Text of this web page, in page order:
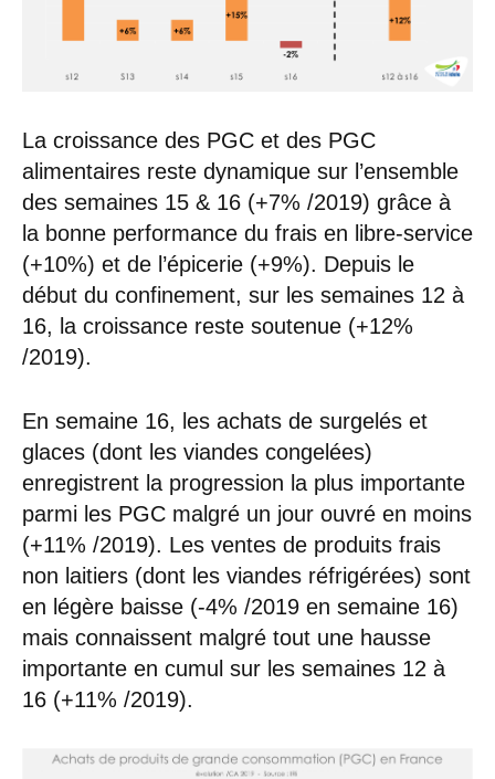
La croissance des PGC et des PGC
alimentaires reste dynamique sur l’ensemble
des semaines 15 & 16 (+7% /2019) grâce à
la bonne performance du frais en libre-service
(+10%) et de l’épicerie (+9%). Depuis le
début du confinement, sur les semaines 12 à
16, la croissance reste soutenue (+12%
/2019).
En semaine 16, les achats de surgelés et
glaces (dont les viandes congelées)
enregistrent la progression la plus importante
parmi les PGC malgré un jour ouvré en moins
(+11% /2019). Les ventes de produits frais
non laitiers (dont les viandes réfrigérées) sont
en légère baisse (-4% /2019 en semaine 16)
mais connaissent malgré tout une hausse
importante en cumul sur les semaines 12 à
16 (+11% /2019).